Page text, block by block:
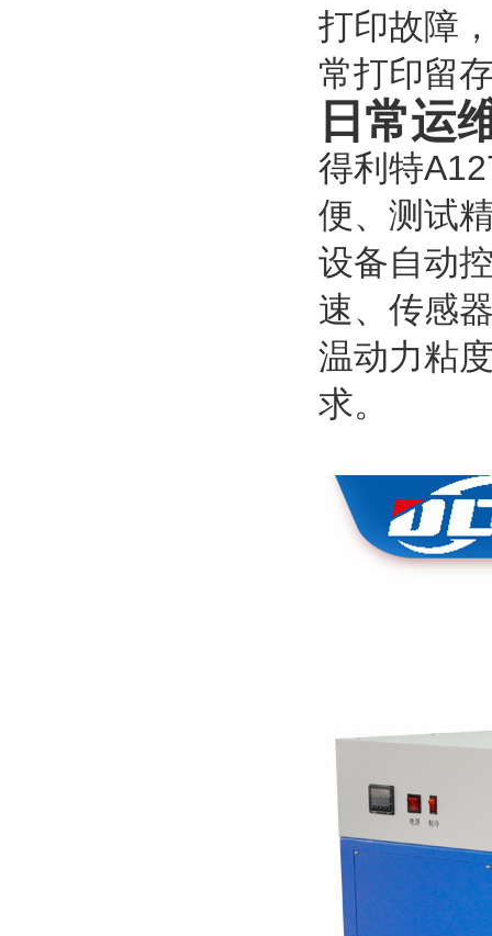
打印故障
常打印留
日常运
得利特
便、测试
设备自动
速、传感
温动力粘
求。